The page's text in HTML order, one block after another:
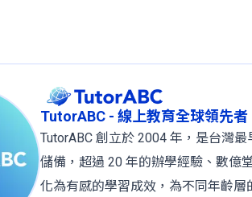
TutorABC - 線上教育全球領先者
TutorABC 創立於 2004 年，是台灣
儲備，超過 20 年的辦學經驗、數億
化為有感的學習成效，為不同年齡層